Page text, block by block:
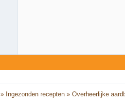
» Ingezonden recepten »Overheerlijke